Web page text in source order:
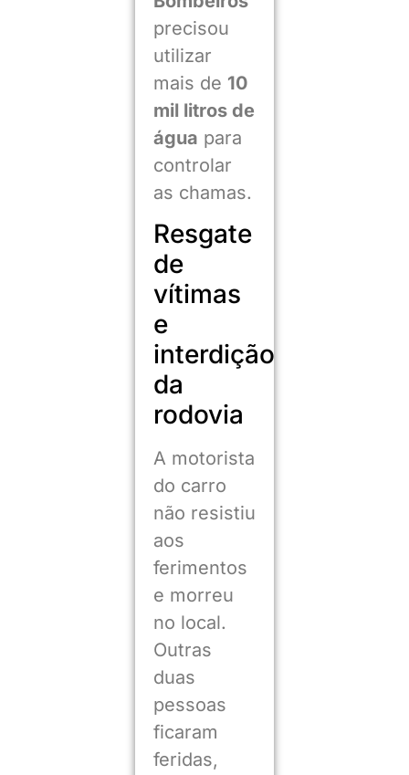
precisou
utilizar
mais de 10
mil litros de
água para
controlar
as chamas.
Resgate
de
vítimas
e
interdição
da
rodovia
A motorista
do carro
não resistiu
aos
ferimentos
e morreu
no local.
Outras
duas
pessoas
ficaram
feridas,